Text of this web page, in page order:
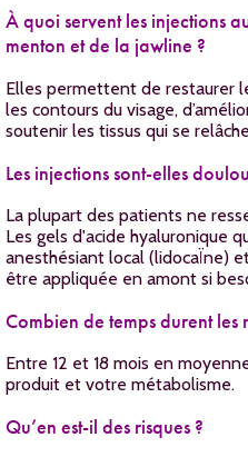
À quoi servent les injections
menton et de la jawline ?
Elles permettent de restaurer
les contours du visage,
soutenir les tissus qui se
Les injections sont-elles
La plupart des patients ne
Les gels d'acide hyaluronique
anesthésiant local (lidocaÏne)
être appliquée en amont si
Combien de temps durent les
Entre 12 et 18 mois en
produit et votre métabolisme.
Qu’en est-il des risques ?